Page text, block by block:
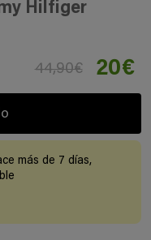
Hilfiger
44,90€ 20€
más de 7 días,